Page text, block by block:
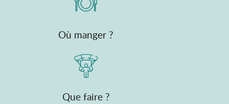
Où manger ?
Que faire ?